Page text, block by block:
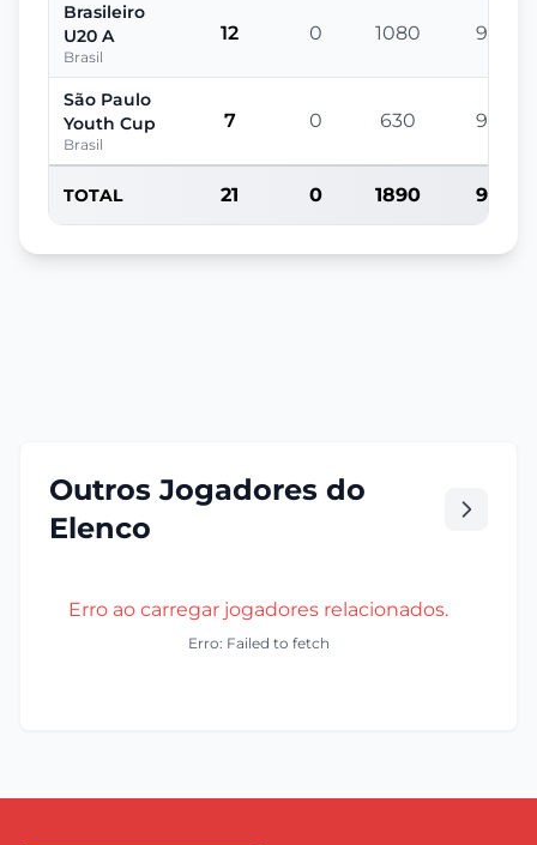
Brasileiro
U20 A
Brasil
12 0 1080 90
São Paulo
Youth Cup
Brasil
7 0 630 90
TOTAL 21 0 1890 90
Outros Jogadores do
Elenco
Erro ao carregar jogadores relacionados.
Erro: Failed to fetch